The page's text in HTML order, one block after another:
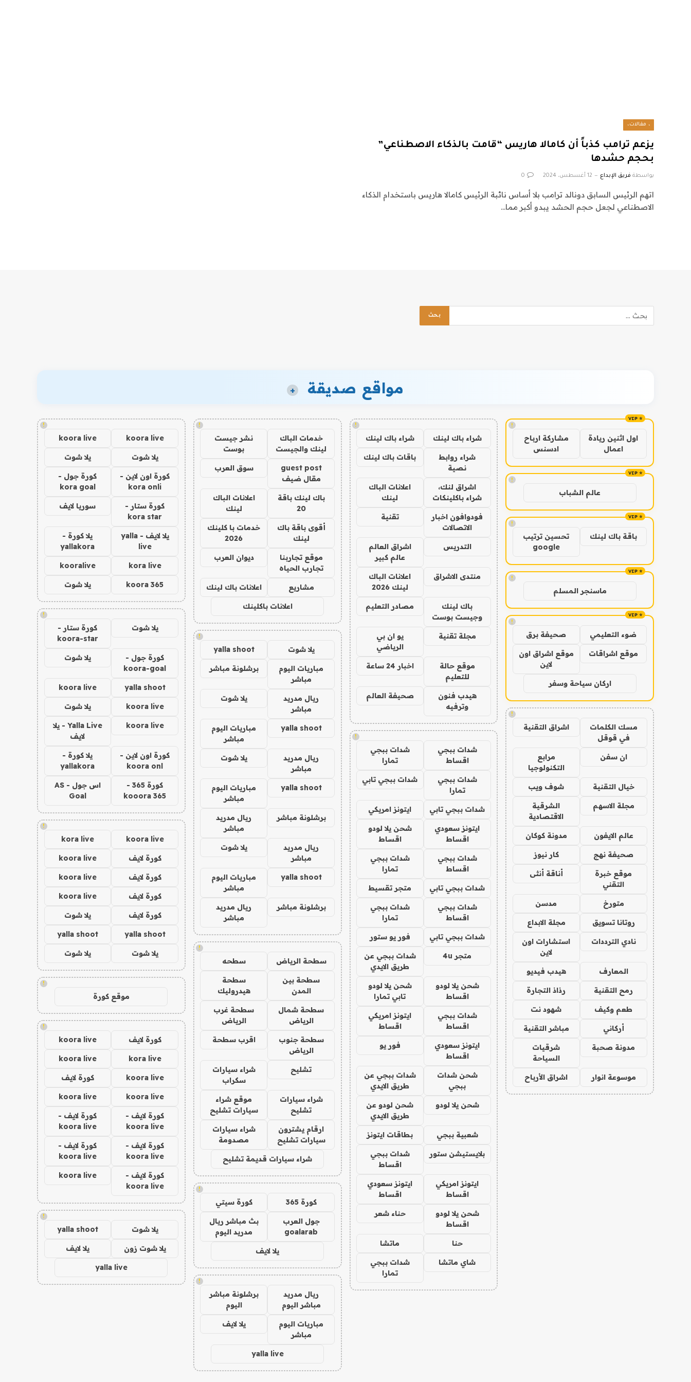
، مقالات،
يزعم ترامب كذباً أن كامالا هاريس “قامت بالذكاء الاصطناعي”
بحجم حشدها
بواسطة فريق الإبداع 12 أغسطس، 2024 0
اتهم الرئيس السابق دونالد ترامب بلا أساس نائبة الرئيس كامالا هاريس باستخدام الذكاء
الاصطناعي لجعل حجم الحشد يبدو أكبر مما…
مواقع صديقة +
!
اول اثنين ريادة
اعمال
مشاركة ارباح
ادسنس
!
عالم الشباب
!
باقة باك لينك
تحسين ترتيب
google
!
ماسنجر المسلم
!
ضوء التعليمي صحيفة برق
موقع اشراقات
موقع اشراق اون
لاين
اركان سياحة وسفر
!
مسك الكلمات
في قوقل
اشراق التقنية
ان سفن
مرابع
التكنولوجيا
خيال التقنية شوف ويب
مجلة الاسهم
الشرقية
الاقتصادية
عالم الايفون مدونة كوكان
صحيفة نهج كار نيوز
موقع خبرة
التقني
أناقة أنثى
متورخ مدسن
روتانا تسويق مجلة الابداع
نادي الترددات
استشارات اون
لاين
المعارف هيدب فيديو
رمح التقنية رذاذ التجارة
طعم وكيف شهود نت
أركاني مباشر التقنية
مدونة صحبة
شرقيات
السياحة
موسوعة انوار اشراق الأرباح
!
شراء باك لينك شراء باك لينك
شراء روابط
نصية
باقات باك لينك
اشراق لنك،
شراء باكلينكات
اعلانات الباك
لينك
فودوافون اخبار
الاتصالات
تقنية
التدريس
اشراق العالم
عالم كبير
منتدى الاشراق
اعلانات الباك
لينك 2026
باك لينك
وجيست بوست
مصادر التعليم
مجلة تقنية
يو ان بي
الرياضي
موقع حالة
للتعليم
اخبار 24 ساعة
هيدب فنون
وترفيه
صحيفة العالم
!
شدات ببجي
اقساط
شدات ببجي
تمارا
شدات ببجي
تمارا
شدات ببجي تابي
شدات ببجي تابي ايتونز امريكي
ايتونز سعودي
اقساط
شحن يلا لودو
اقساط
شدات ببجي
اقساط
شدات ببجي
تمارا
شدات ببجي تابي متجر تقسيط
شدات ببجي
اقساط
شدات ببجي
تمارا
شدات ببجي تابي فور يو ستور
متجر 4u
شدات ببجي عن
طريق الايدي
شحن يلا لودو
اقساط
شحن يلا لودو
تابي تمارا
شدات ببجي
اقساط
ايتونز امريكي
اقساط
ايتونز سعودي
اقساط
فور يو
شحن شدات
ببجي
شدات ببجي عن
طريق الايدي
شحن يلا لودو
شحن لودو عن
طريق الايدي
شعبية ببجي بطاقات ايتونز
بلايستيشن ستور
شدات ببجي
اقساط
ايتونز امريكي
اقساط
ايتونز سعودي
اقساط
شحن يلا لودو
اقساط
حناء شعر
حنا ماتشا
شاي ماتشا
شدات ببجي
تمارا
!
خدمات الباك
لينك والجيست
نشر جيست
بوست
guest post
مقال ضيف
سوق العرب
باك لينك باقة
20
اعلانات الباك
لينك
أقوى باقة باك
لينك
خدمات با كلينك
2026
موقع تجاربنا
تجارب الحياه
ديوان العرب
مشاريع اعلانات باك لينك
اعلانات باكلينك
!
يلا شوت yalla shoot
مباريات اليوم
مباشر
برشلونة مباشر
ريال مدريد
مباشر
يلا شوت
yalla shoot
مباريات اليوم
مباشر
ريال مدريد
مباشر
يلا شوت
yalla shoot
مباريات اليوم
مباشر
برشلونة مباشر
ريال مدريد
مباشر
ريال مدريد
مباشر
يلا شوت
yalla shoot
مباريات اليوم
مباشر
برشلونة مباشر
ريال مدريد
مباشر
!
سطحة الرياض سطحه
سطحة بين
المدن
سطحة
هيدروليك
سطحة شمال
الرياض
سطحة غرب
الرياض
سطحة جنوب
الرياض
اقرب سطحة
تشليح
شراء سيارات
سكراب
شراء سيارات
تشليح
موقع شراء
سيارات تشليح
ارقام يشترون
سيارات تشليح
شراء سيارات
مصدومة
شراء سيارات قديمة تشليح
!
كورة 365 كورة سيتي
جول العرب
goalarab
بث مباشر ريال
مدريد اليوم
يلا لايف
!
ريال مدريد
مباشر اليوم
برشلونة مباشر
اليوم
مباريات اليوم
مباشر
يلا لايف
yalla live
!
koora live
koora live
يلا شوت يلا شوت
كورة اون لاين -
kora onli
كورة جول -
kora goal
كورة ستار -
kora star
سوريا لايف
يلا لايف - yalla
live
يلا كورة -
yallakora
kora live
kooralive
koora 365 يلا شوت
!
يلا شوت
كورة ستار -
koora-star
كورة جول -
koora-goal
يلا شوت
yalla shoot
koora live
koora live يلا شوت
koora live
Yalla Live - يلا
لايف
كورة اون لاين -
koora onl
يلا كورة -
yallakora
كورة 365 -
kooora 365
اس جول - AS
Goal
!
koora live
kora live
كورة لايف koora live
كورة لايف koora live
كورة لايف koora live
كورة لايف يلا شوت
yalla shoot
yalla shoot
يلا شوت يلا شوت
!
موقع كورة
!
كورة لايف koora live
kora live
koora live
koora live كورة لايف
koora live
koora live
كورة لايف -
koora live
كورة لايف -
koora live
كورة لايف -
koora live
كورة لايف -
koora live
كورة لايف -
koora live
koora live
!
يلا شوت yalla shoot
يلا شوت زون يلا لايف
yalla live